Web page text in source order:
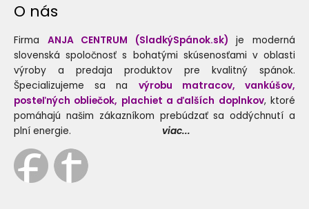
O nás
Firma ANJA CENTRUM (SladkýSpánok.sk) je moderná
slovenská spoločnosť s bohatými skúsenosťami v oblasti
výroby a predaja produktov pre kvalitný spánok.
Špecializujeme sa na výrobu matracov, vankúšov,
posteľných obliečok, plachiet a ďalších doplnkov, ktoré
pomáhajú našim zákazníkom prebúdzať sa oddýchnutí a
plní energie. viac...